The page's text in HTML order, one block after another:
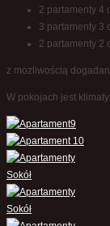
2 partamenty 4
3 partamenty 3
2 partamenty 2
z mozliwością
W pokojach jest